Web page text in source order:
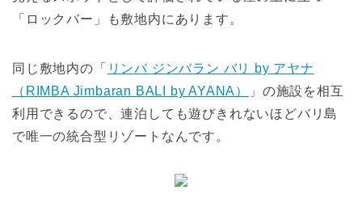
「ロックバー」も敷地内にあります。
同じ敷地内の「 リンバ ジンバラン バリ by アヤナ
（RIMBA Jimbaran BALI by AYANA）
」の施設を相互
利用できるので、連泊しても遊びきれないほどバリ島
で唯一の統合型リゾートなんです。